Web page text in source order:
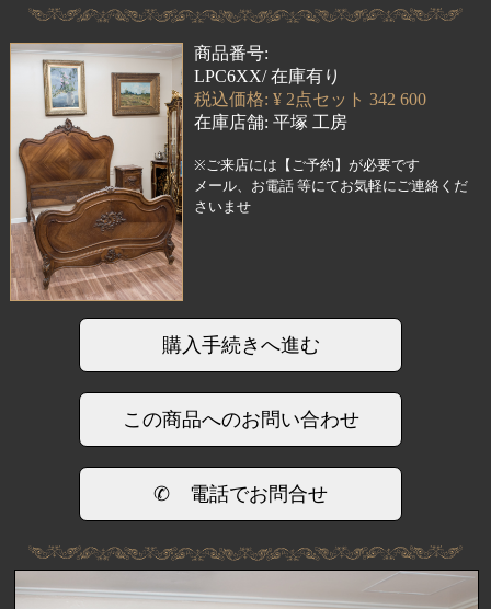
商品番号:
LPC6XX/ 在庫有り
税込価格: ¥ 2点セット 342 600
在庫店舗: 平塚 工房
※ご来店には【ご予約】が必要です
メール、お電話 等にてお気軽にご連絡くだ
さいませ